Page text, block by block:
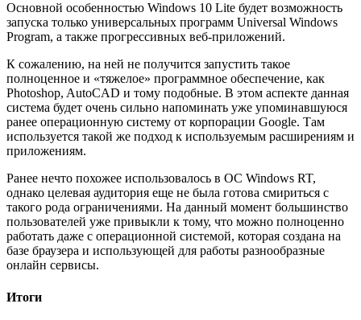
Основной особенностью Windows 10 Lite будет возможность
запуска только универсальных программ Universal Windows
Program, а также прогрессивных веб-приложений.
К сожалению, на ней не получится запустить такое
полноценное и «тяжелое» программное обеспечение, как
Photoshop, AutoCAD и тому подобные. В этом аспекте данная
система будет очень сильно напоминать уже упоминавшуюся
ранее операционную систему от корпорации Google. Там
используется такой же подход к используемым расширениям и
приложениям.
Ранее нечто похожее использовалось в ОС Windows RT,
однако целевая аудитория еще не была готова смириться с
такого рода ограничениями. На данный момент большинство
пользователей уже привыкли к тому, что можно полноценно
работать даже с операционной системой, которая создана на
базе браузера и использующей для работы разнообразные
онлайн сервисы.
Итоги